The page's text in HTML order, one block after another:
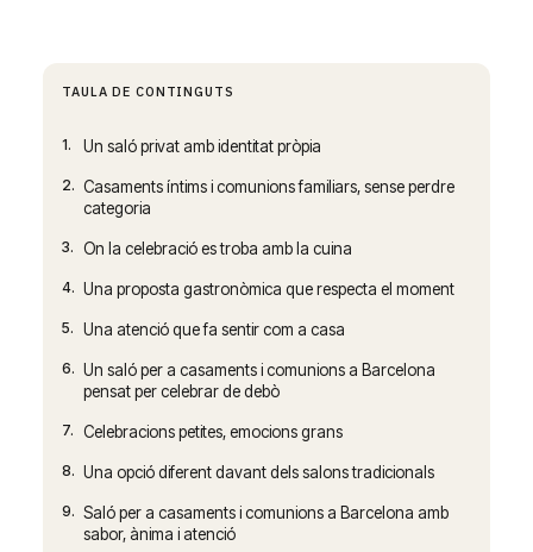
TAULA DE CONTINGUTS
1. Un saló privat amb identitat pròpia
2. Casaments íntims i comunions familiars, sense perdre
categoria
3. On la celebració es troba amb la cuina
4. Una proposta gastronòmica que respecta el moment
5. Una atenció que fa sentir com a casa
6. Un saló per a casaments i comunions a Barcelona
pensat per celebrar de debò
7. Celebracions petites, emocions grans
8. Una opció diferent davant dels salons tradicionals
9. Saló per a casaments i comunions a Barcelona amb
sabor, ànima i atenció